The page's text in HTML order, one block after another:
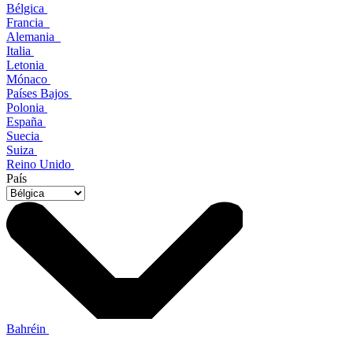
Bélgica
Francia
Alemania
Italia
Letonia
Mónaco
Países Bajos
Polonia
España
Suecia
Suiza
Reino Unido
País
Bahréin